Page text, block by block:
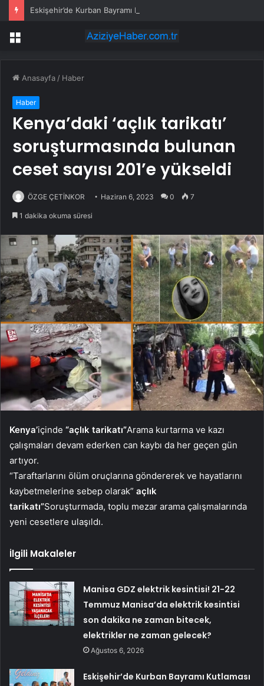
Eskişehir’de Kurban Bayramı Kutlaması
Menü
Anasayfa / Haber
Haber
Kenya’daki ‘açlık tarikatı’
soruşturmasında bulunan
ceset sayısı 201’e yükseldi
ÖZGE ÇETİNKOR Haziran 6, 2023 0 7
1 dakika okuma süresi
Kenya’içinde “açlık tarikatı”Arama kurtarma ve kazı
çalışmaları devam ederken can kaybı da her geçen gün
artıyor.
“Taraftarlarını ölüm oruçlarına göndererek ve hayatlarını
kaybetmelerine sebep olarak” açlık
tarikatı”Soruşturmada, toplu mezar arama çalışmalarında
yeni cesetlere ulaşıldı.
İlgili Makaleler
Manisa GDZ elektrik kesintisi! 21-22
Temmuz Manisa’da elektrik kesintisi
son dakika ne zaman bitecek,
elektrikler ne zaman gelecek?
Ağustos 6, 2026
Eskişehir’de Kurban Bayramı Kutlaması